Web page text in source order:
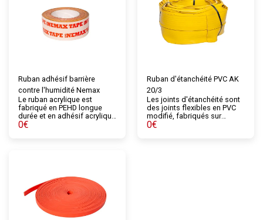
Ruban adhésif barrière
contre l'humidité Nemax
Le ruban acrylique est
fabriqué en PEHD longue
durée et en adhésif acrylique
pour assurer une adhérence
simple face est utilisé pour
sceller les tuyaux, les
fenêtres ou les joints, ainsi
que pour réparer ou
renforcer les zones
0€
Ruban d'étanchéité PVC AK
20/3
Les joints d'étanchéité sont
des joints flexibles en PVC
modifié, fabriqués sur
mesure et assurant
0€